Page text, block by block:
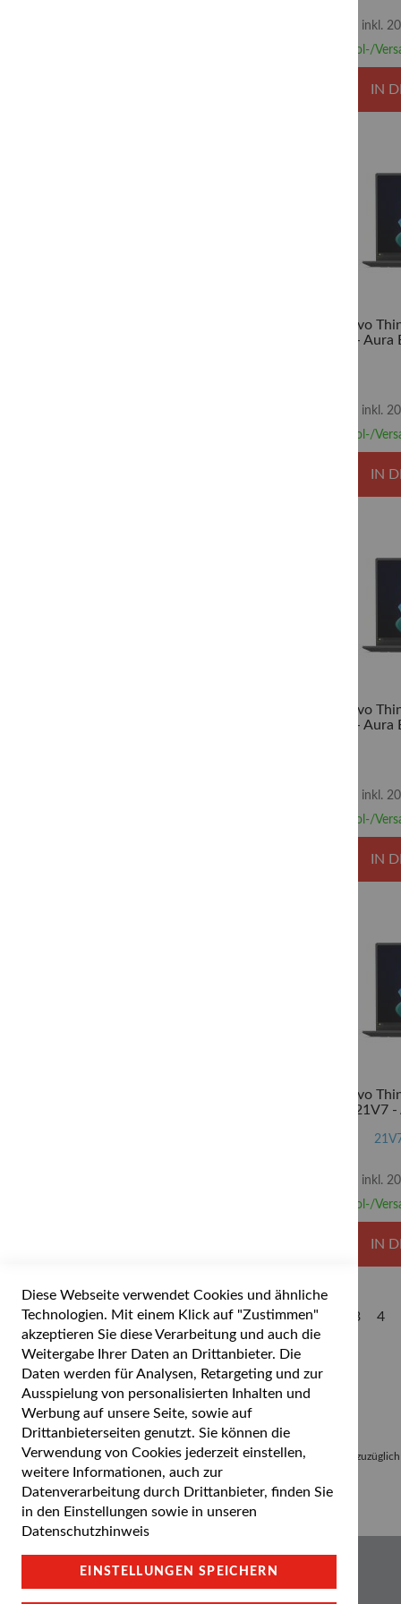
inkl.
Abhol-/
IN
Lenovo
21V7 -
Graphics -
inkl.
Abhol-/
IN
Lenovo
21V7 -
Graphics -
inkl.
Abhol-/
IN
Lenovo
21V7 -
2.3 GHz
Opal
inkl.
Abhol-/
IN
Seite
Sie lesen
1 SeiteSeite
3 4
Alle Preise inkl. gesetzlicher Mehrwertsteuer
Cookie Einstellungen
Diese Webseite verwendet Cookies und ähnliche
Technologien. Mit einem Klick auf "Zustimmen"
akzeptieren Sie diese Verarbeitung und auch die
Weitergabe Ihrer Daten an Drittanbieter. Die
Daten werden für Analysen, Retargeting und zur
Ausspielung von personalisierten Inhalten und
Werbung auf unsere Seite, sowie auf
Drittanbieterseiten genutzt. Sie können die
Verwendung von Cookies jederzeit einstellen,
weitere Informationen, auch zur
Datenverarbeitung durch Drittanbieter, finden Sie
in den Einstellungen sowie in unseren
Datenschutzhinweis
EINSTELLUNGEN SPEICHERN